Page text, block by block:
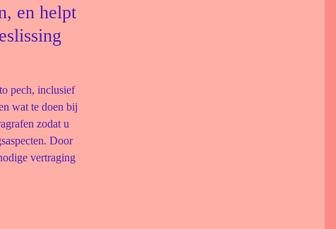
en helpt
pech, inclusief
wat te doen bij
zodat u
Door
vertraging